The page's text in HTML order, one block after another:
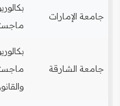
جامعة الإمارات
جامعة الشارقة